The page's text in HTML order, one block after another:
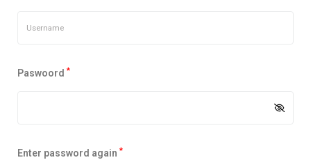
Paswoord *
Enter password again *